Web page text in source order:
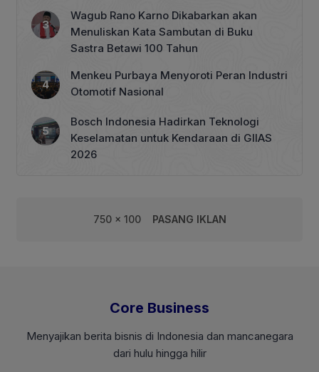
Wagub Rano Karno Dikabarkan akan
Menuliskan Kata Sambutan di Buku
Sastra Betawi 100 Tahun
Menkeu Purbaya Menyoroti Peran Industri
Otomotif Nasional
Bosch Indonesia Hadirkan Teknologi
Keselamatan untuk Kendaraan di GIIAS
2026
750 x 100 PASANG IKLAN
Core Business
Menyajikan berita bisnis di Indonesia dan mancanegara
dari hulu hingga hilir